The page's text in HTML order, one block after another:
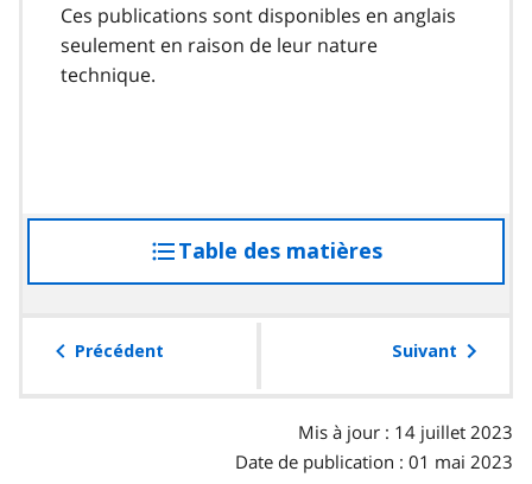
Ces publications sont disponibles en anglais
seulement en raison de leur nature
technique.
Table des matières
à
table
Précédent Suivant
Mis à jour : 14 juillet 2023
Date de publication : 01 mai 2023